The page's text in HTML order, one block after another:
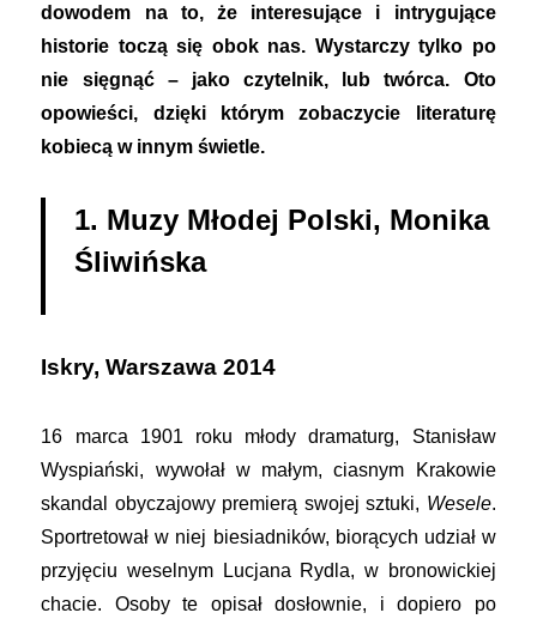
dowodem na to, że interesujące i intrygujące
historie toczą się obok nas. Wystarczy tylko po
nie sięgnąć – jako czytelnik, lub twórca. Oto
opowieści, dzięki którym zobaczycie literaturę
kobiecą w innym świetle.
1. Muzy Młodej Polski, Monika
Śliwińska
Iskry, Warszawa 2014
16 marca 1901 roku młody dramaturg, Stanisław
Wyspiański, wywołał w małym, ciasnym Krakowie
skandal obyczajowy premierą swojej sztuki, Wesele.
Sportretował w niej biesiadników, biorących udział w
przyjęciu weselnym Lucjana Rydla, w bronowickiej
chacie. Osoby te opisał dosłownie, i dopiero po